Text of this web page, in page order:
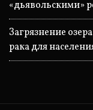
«дьявольскими»
Загрязнение
рака для